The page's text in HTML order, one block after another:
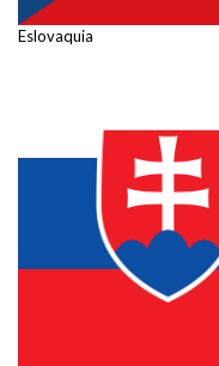
Eslovaquia